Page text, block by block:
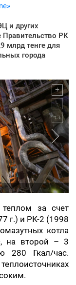
и других
Правительство РК
млрд тенге для
города
теплом за счет
г.) и РК-2 (1998
котла
на второй – 3
280 Гкал/час.